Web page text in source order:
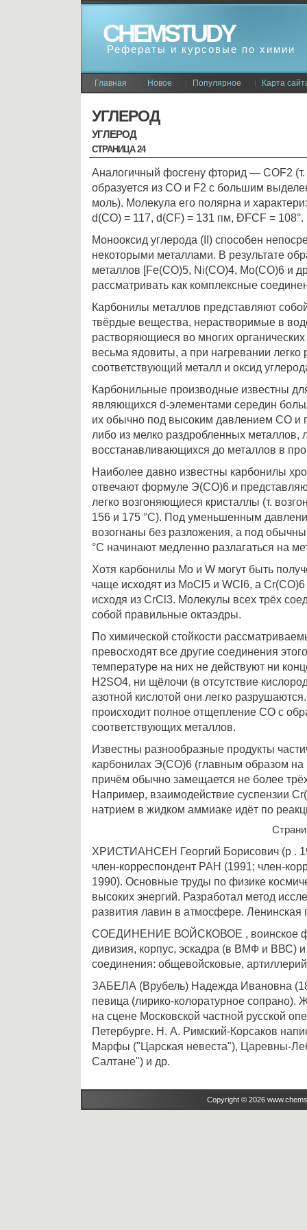
CHEMSTUDY
Рефераты и курсовые по химии
Главная Новое Популярное Карта
УГЛЕРОД
УГЛЕРОД
СТРАНИЦА 24
Аналогичный фосгену фторид — СОF2 (т.
образуется из СО и F2 c большим
моль). Молекула его полярна и
d(СО) = 117, d(CF) = 131 пм, ÐFCF = 108°.
Монооксид углерода (II) способен
некоторыми металлами. В результате
металлов [Fe(CO)5, Ni(CO)4, Mo(CO)6 и
рассматривать как комплексные
Карбонилы металлов представляют
твёрдые вещества, нерастворимые в
растворяющиеся во многих
весьма ядовиты, а при нагревании легко
соответствующий металл и оксид
Карбонильные производные известны
являющихся d-элементами середин
их обычно под высоким давлением СО и
либо из мелко раздробленных металлов,
восстанавливающихся до металлов в
Наиболее давно известны карбонилы
отвечают формуле Э(СО)6 и
легко возгоняющиеся кристаллы (т.
156 и 175 °С). Под уменьшенным
возогнаны без разложения, а под
°С начинают медленно разлагаться на
Хотя карбонилы Мо и W могут быть
чаще исходят из МоСl5 и WCl6, а
исходя из CrCl3. Молекулы всех трёх
собой правильные октаэдры.
По химической стойкости
превосходят все другие соединения
температуре на них не действуют ни
H2SO4, ни щёлочи (в отсутствие
азотной кислотой они легко
происходит полное отщепление СО с
соответствующих металлов.
Известны разнообразные продукты
карбонилах Э(СО)6 (главным образом
причём обычно замещается не более
Например, взаимодействие суспензии
натрием в жидком аммиаке идёт по
ХРИСТИАНСЕН Георгий Борисович (р .
член-корреспондент РАН (1991; член-
1990). Основные труды по физике
высоких энергий. Разработал метод
развития лавин в атмосфере.
СОЕДИНЕНИЕ ВОЙСКОВОЕ , воинское
дивизия, корпус, эскадра (в ВМФ и ВВС)
соединения: общевойсковые,
ЗАБЕЛА (Врубель) Надежда Ивановна
певица (лирико-колоратурное
на сцене Московской частной русской
Петербурге. Н. А. Римский-Корсаков
Марфы ("Царская невеста"), Царевны-
Салтане") и др.
Copyright © 2026